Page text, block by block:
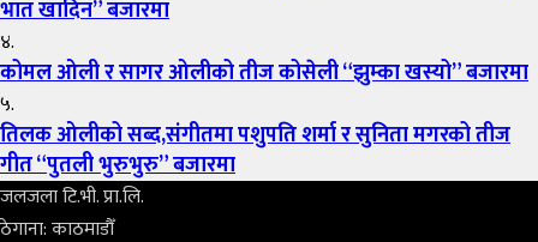
भात खादिन” बजारमा
४.
कोमल ओली र सागर ओलीको तीज कोसेली “झुम्का खस्यो” बजारमा
५.
तिलक ओलीको सब्द,संगीतमा पशुपति शर्मा र सुनिता मगरको तीज
गीत “पुतली भुरुभुरु” बजारमा
जलजला टि.भी. प्रा.लि.
ठेगाना: काठमाडौँ